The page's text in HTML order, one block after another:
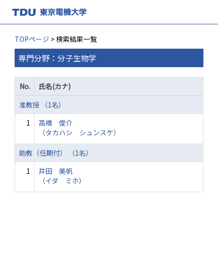
TOPページ > 検索結果一覧
専門分野：分子生物学
No.
氏名(カナ)
准教授 （1名）
1
高橋 俊介
（タカハシ シュンスケ）
助教（任期付） （1名）
1
井田 美帆
（イダ ミホ）